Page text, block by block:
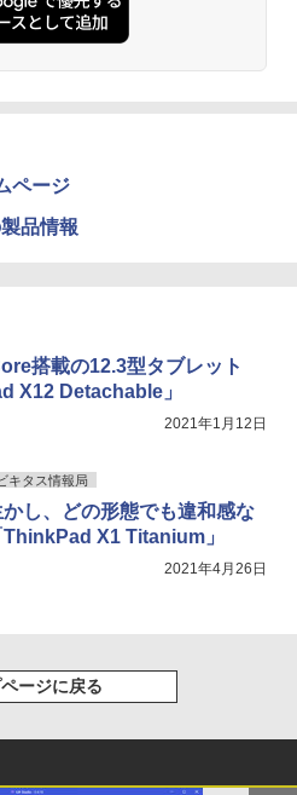
ページ
品情報
搭載の12.3型タブレット
X12 Detachable」
2021年1月12日
キタス情報局
し、どの形態でも違和感な
ThinkPad X1 Titanium」
2021年4月26日
ページに戻る